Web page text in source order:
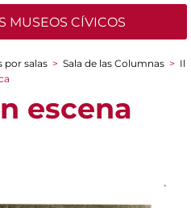
MUSEOS CÍVICOS
por salas > Sala de las Columnas > Il
escena